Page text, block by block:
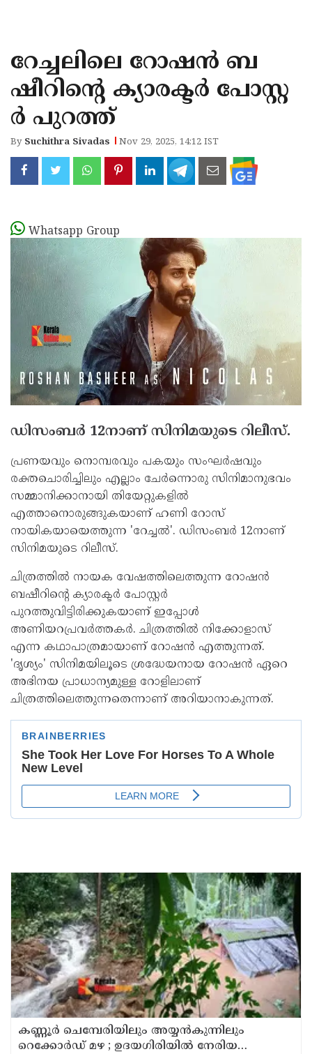
KANNUR
KASARAGOD
റേച്ചലിലെ റോഷന്‍ ബ
ഷീറിന്റെ ക്യാരക്ടര്‍ പോസ്റ്റ
ര്‍ പുറത്ത്
By Suchithra Sivadas Nov 29, 2025, 14:12 IST
Whatsapp Group
ഡിസംബര്‍ 12നാണ് സിനിമയുടെ റിലീസ്.
പ്രണയവും നൊമ്പരവും പകയും സംഘര്‍ഷവും
രക്തചൊരിച്ചിലും എല്ലാം ചേര്‍ന്നൊരു സിനിമാനുഭവം
സമ്മാനിക്കാനായി തിയേറ്റുകളില്‍
എത്താനൊരുങ്ങുകയാണ് ഹണി റോസ്
നായികയായെത്തുന്ന 'റേച്ചല്‍'. ഡിസംബര്‍ 12നാണ്
സിനിമയുടെ റിലീസ്.
ചിത്രത്തില്‍ നായക വേഷത്തിലെത്തുന്ന റോഷന്‍
ബഷീറിന്റെ ക്യാരക്ടര്‍ പോസ്റ്റര്‍
പുറത്തുവിട്ടിരിക്കുകയാണ് ഇപ്പോള്‍
അണിയറപ്രവര്‍ത്തകര്‍. ചിത്രത്തില്‍ നിക്കോളാസ്
എന്ന കഥാപാത്രമായാണ് റോഷന്‍ എത്തുന്നത്.
'ദൃശ്യം' സിനിമയിലൂടെ ശ്രദ്ധേയനായ റോഷന്‍ ഏറെ
അഭിനയ പ്രാധാന്യമുള്ള റോളിലാണ്
ചിത്രത്തിലെത്തുന്നതെന്നാണ് അറിയാനാകുന്നത്.
കണ്ണൂർ ചെമ്പേരിയിലും അയ്യൻകുന്നിലും
റെക്കോർഡ് മഴ ; ഉദയഗിരിയിൽ നേരിയ